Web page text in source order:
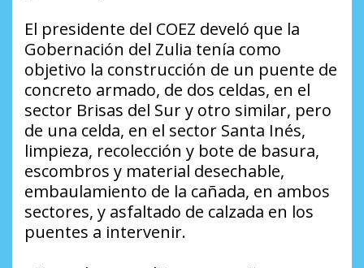
El presidente del COEZ develó que la
Gobernación del Zulia tenía como
objetivo la construcción de un puente de
concreto armado, de dos celdas, en el
sector Brisas del Sur y otro similar, pero
de una celda, en el sector Santa Inés,
limpieza, recolección y bote de basura,
escombros y material desechable,
embaulamiento de la cañada, en ambos
sectores, y asfaltado de calzada en los
puentes a intervenir.